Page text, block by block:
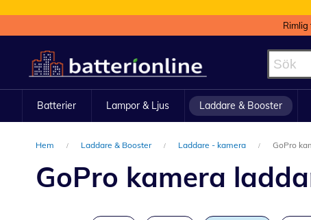
till
innehållet
Batterier Lampor & Ljus Laddare & Booster
Hem Laddare & Booster Laddare - kamera GoPro
GoPro kamera